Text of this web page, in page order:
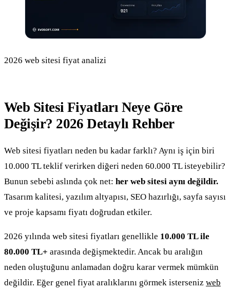
2026 web sitesi fiyat analizi
Web Sitesi Fiyatları Neye Göre
Değişir? 2026 Detaylı Rehber
Web sitesi fiyatları neden bu kadar farklı? Aynı iş için biri
10.000 TL teklif verirken diğeri neden 60.000 TL isteyebilir?
Bunun sebebi aslında çok net: her web sitesi aynı değildir.
Tasarım kalitesi, yazılım altyapısı, SEO hazırlığı, sayfa sayısı
ve proje kapsamı fiyatı doğrudan etkiler.
2026 yılında web sitesi fiyatları genellikle 10.000 TL ile
80.000 TL+ arasında değişmektedir. Ancak bu aralığın
neden oluştuğunu anlamadan doğru karar vermek mümkün
değildir. Eğer genel fiyat aralıklarını görmek isterseniz web